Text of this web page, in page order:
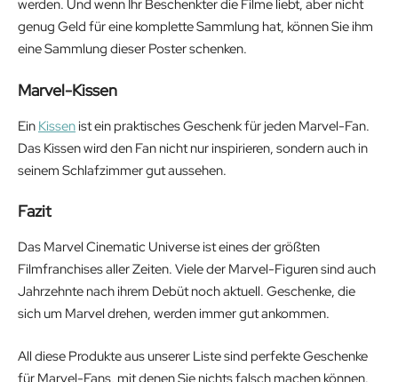
werden. Und wenn Ihr Beschenkter die Filme liebt, aber nicht
genug Geld für eine komplette Sammlung hat, können Sie ihm
eine Sammlung dieser Poster schenken.
Marvel-Kissen
Ein Kissenist ein praktisches Geschenk für jeden Marvel-Fan.
Das Kissen wird den Fan nicht nur inspirieren, sondern auch in
seinem Schlafzimmer gut aussehen.
Fazit
Das Marvel Cinematic Universe ist eines der größten
Filmfranchises aller Zeiten. Viele der Marvel-Figuren sind auch
Jahrzehnte nach ihrem Debüt noch aktuell. Geschenke, die
sich um Marvel drehen, werden immer gut ankommen.
All diese Produkte aus unserer Liste sind perfekte Geschenke
für Marvel-Fans, mit denen Sie nichts falsch machen können.